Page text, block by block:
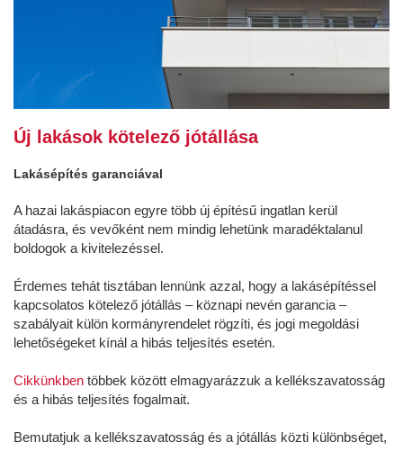
Új lakások kötelező jótállása
Lakásépítés garanciával
A hazai lakáspiacon egyre több új építésű ingatlan kerül
átadásra, és vevőként nem mindig lehetünk maradéktalanul
boldogok a kivitelezéssel.
Érdemes tehát tisztában lennünk azzal, hogy a lakásépítéssel
kapcsolatos kötelező jótállás – köznapi nevén garancia –
szabályait külön kormányrendelet rögzíti, és jogi megoldási
lehetőségeket kínál a hibás teljesítés esetén.
Cikkünkben többek között elmagyarázzuk a kellékszavatosság
és a hibás teljesítés fogalmait.
Bemutatjuk a kellékszavatosság és a jótállás közti különbséget,